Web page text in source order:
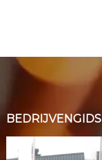
BEDRIJVENGIDS